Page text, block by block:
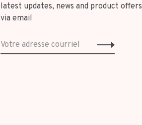
latest updates, news and product offers
via email